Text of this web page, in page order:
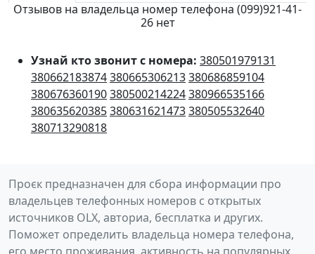
Отзывов на владельца номер телефона (099)921-41-
26 нет
Узнай кто звонит с номера: 380501979131
380662183874380665306213380686859104
380676360190380500214224380966535166
380635620385380631621473380505532640
380713290818
Проєк предназначен для сбора информации про
владельцев телефонных номеров с открытых
источников OLX, авториа, бесплатка и других.
Поможет определить владельца номера телефона,